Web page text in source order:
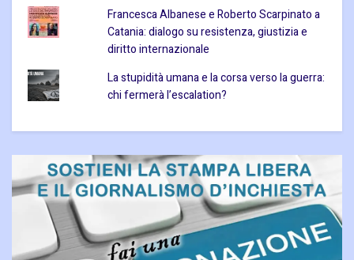
Francesca Albanese e Roberto Scarpinato a
Catania: dialogo su resistenza, giustizia e
diritto internazionale
La stupidità umana e la corsa verso la guerra:
chi fermerà l’escalation?